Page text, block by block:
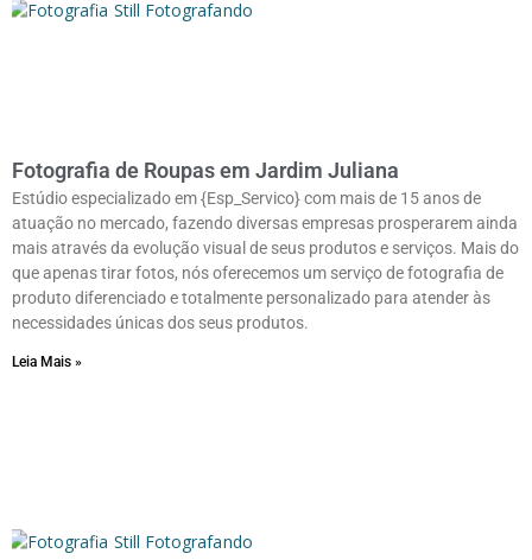
Fotografia de Roupas em Jardim Juliana
Estúdio especializado em {Esp_Servico} com mais de 15 anos de
atuação no mercado, fazendo diversas empresas prosperarem ainda
mais através da evolução visual de seus produtos e serviços. Mais do
que apenas tirar fotos, nós oferecemos um serviço de fotografia de
produto diferenciado e totalmente personalizado para atender às
necessidades únicas dos seus produtos.
Leia Mais »